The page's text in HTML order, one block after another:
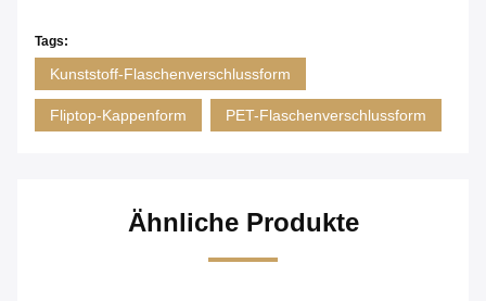
Tags:
Kunststoff-Flaschenverschlussform
Fliptop-Kappenform PET-Flaschenverschlussform
Ähnliche Produkte